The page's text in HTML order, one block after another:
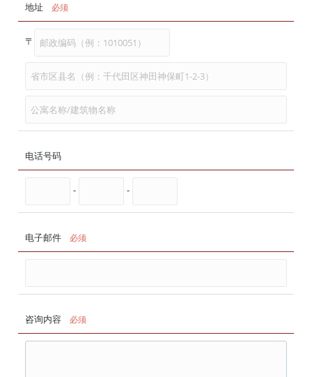
地址 必须
〒
电话号码
- -
电子邮件 必须
咨询内容 必须